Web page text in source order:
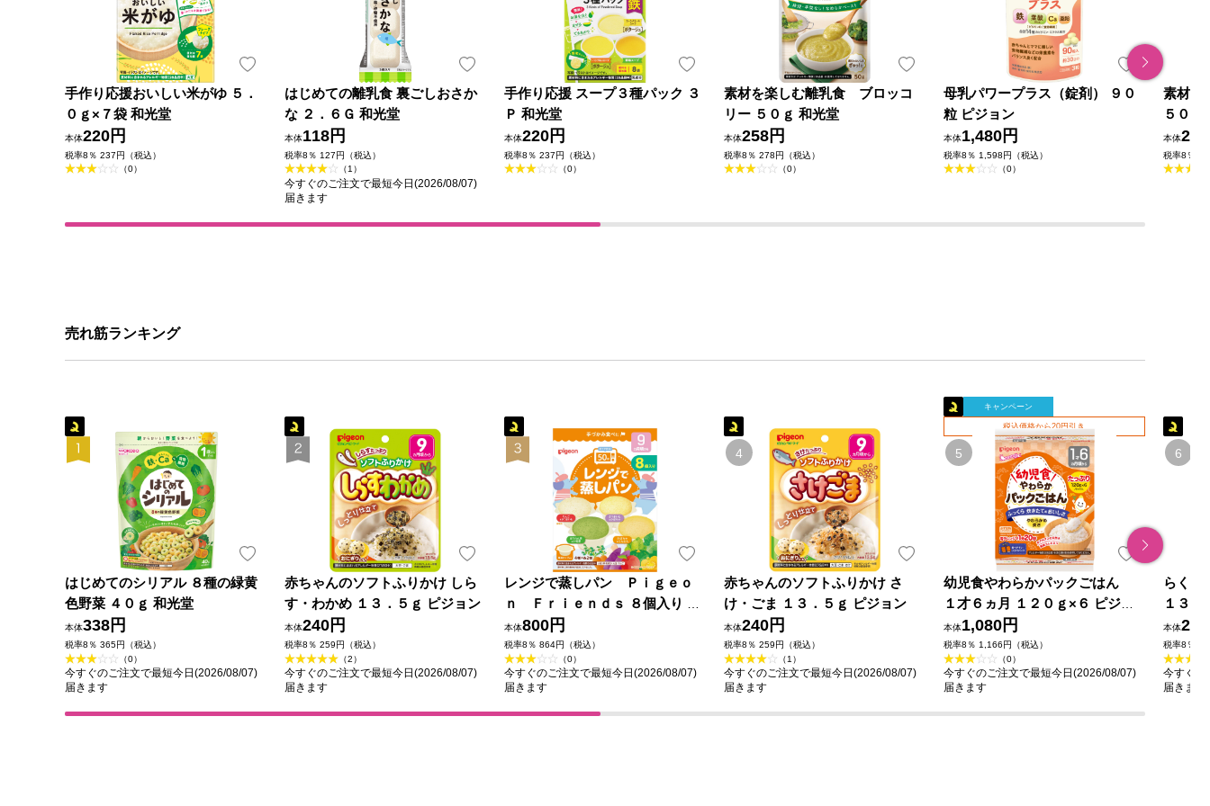
手作り応援おいしい米がゆ ５．
０ｇ×７袋 和光堂
本体220円
税率8％ 237円（税込）
（0）
はじめての離乳食 裏ごしおさか
な ２．６Ｇ 和光堂
本体118円
税率8％ 127円（税込）
（1）
今すぐのご注文で最短今日(2026/08/07)
届きます
手作り応援 スープ３種パック ３
Ｐ 和光堂
本体220円
税率8％ 237円（税込）
（0）
素材を楽しむ離乳食 ブロッコ
リー ５０ｇ 和光堂
本体258円
税率8％ 278円（税込）
（0）
母乳パワープラス（錠剤） ９０
粒 ピジョン
本体1,480円
税率8％ 1,598円（税込）
（0）
素材を
５０ｇ
本体
税率8％
売れ筋ランキング
はじめてのシリアル ８種の緑黄
色野菜 ４０ｇ 和光堂
本体338円
税率8％ 365円（税込）
（0）
今すぐのご注文で最短今日(2026/08/07)
届きます
赤ちゃんのソフトふりかけ しら
す・わかめ １３．５ｇ ピジョン
本体240円
税率8％ 259円（税込）
（2）
今すぐのご注文で最短今日(2026/08/07)
届きます
レンジで蒸しパン Ｐｉｇｅｏ
ｎ Ｆｒｉｅｎｄｓ ８個入り ピ
ジョン
本体800円
税率8％ 864円（税込）
（0）
今すぐのご注文で最短今日(2026/08/07)
届きます
赤ちゃんのソフトふりかけ さ
け・ごま １３．５ｇ ピジョン
本体240円
税率8％ 259円（税込）
（1）
今すぐのご注文で最短今日(2026/08/07)
届きます
キャンペーン
税込価格から20円引き
幼児食やわらかパックごはん
１才６ヵ月 １２０ｇ×６ ピジョ
ン
本体1,080円
税率8％ 1,166円（税込）
（0）
今すぐのご注文で最短今日(2026/08/07)
届きます
らくら
１３０
本体
税率8％
今すぐの
届きます